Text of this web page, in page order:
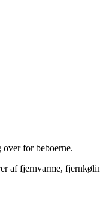
for beboerne.
af fjernvarme,